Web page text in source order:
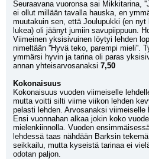
Seuraavana vuoronsa sai Mikkitarina,
ei ollut millään tavalla hauska, en
muutakuin sen, että Joulupukki (en
lukea) oli jäänyt jumiin savupiippuun.
Viimeinen yksisivuinen löytyi lehden
nimeltään ''Hyvä teko, parempi mieli''.
ymmärsi hyvin ja tarina oli paras
annan yhteisarvosanaksi 7,50
Kokonaisuus
Kokonaisuus vuoden viimeiselle
mutta voitti silti viime viikon lehden
pelasti lehden. Arvosanaksi viimeiselle
Ensi vuonnahan alkaa jokin koko
mielenkiinnolla. Vuoden
lehdessä taas nähdään Barksin
seikkailu, mutta kyseistä tarinaa ei
odotan paljon.